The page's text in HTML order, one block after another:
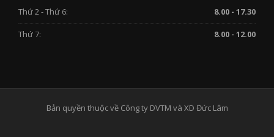
Thứ 2 - Thứ 6: 8.00 - 17.30
Thứ 7: 8.00 - 12.00
Bản quyền thuộc về Công ty DVTM và XD Đức Lâm